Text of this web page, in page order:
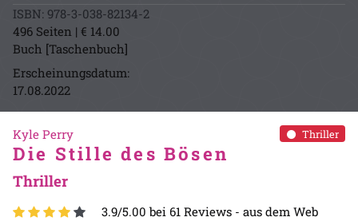
ISBN: 978-3-038-82134-2
496 Seiten | € 14.00
Buch [Taschenbuch]
Erscheinungsdatum:
17.08.2022
Thriller
Kyle Perry
Die Stille des Bösen
Thriller
3.9/5.00 bei 61 Reviews - aus dem Web